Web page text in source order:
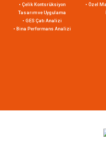
• Çelik Kontsrüksiyon
Tasarım ve Uygulama
• GES Çatı Analizi
• Bina Performans Analizi
• Özel